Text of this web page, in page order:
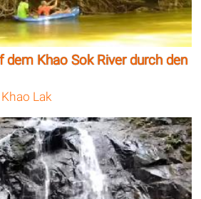
dem Khao Sok River durch den
Lak